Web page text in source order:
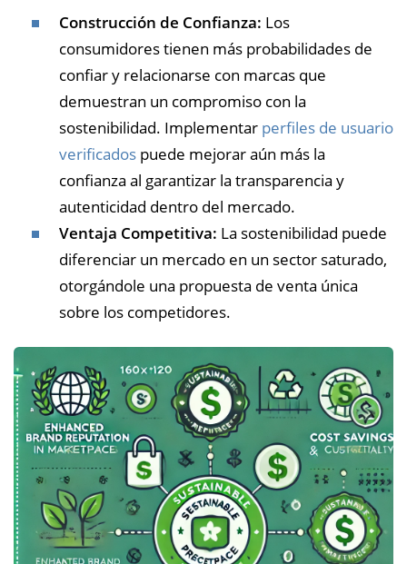
Construcción de Confianza: Los
consumidores tienen más probabilidades de
confiar y relacionarse con marcas que
demuestran un compromiso con la
sostenibilidad. Implementar perfiles de usuario
verificados puede mejorar aún más la
confianza al garantizar la transparencia y
autenticidad dentro del mercado.
Ventaja Competitiva: La sostenibilidad puede
diferenciar un mercado en un sector saturado,
otorgándole una propuesta de venta única
sobre los competidores.